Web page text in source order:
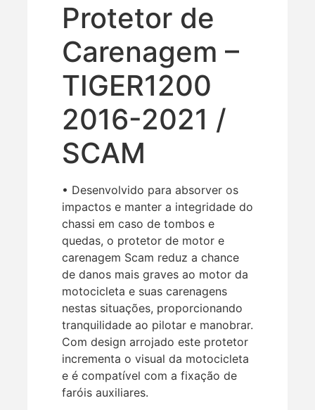
Protetor de
Carenagem –
TIGER1200
2016-2021 /
SCAM
• Desenvolvido para absorver os
impactos e manter a integridade do
chassi em caso de tombos e
quedas, o protetor de motor e
carenagem Scam reduz a chance
de danos mais graves ao motor da
motocicleta e suas carenagens
nestas situações, proporcionando
tranquilidade ao pilotar e manobrar.
Com design arrojado este protetor
incrementa o visual da motocicleta
e é compatível com a fixação de
faróis auxiliares.